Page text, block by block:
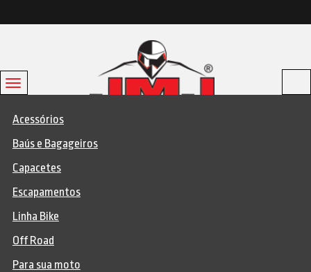
Toggle
Acessórios
Baús e Bagageiros
Capacetes
Escapamentos
Linha Bike
Off Road
Para sua moto